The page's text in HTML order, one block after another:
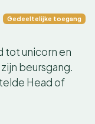
Gedeeltelijke toegang
tot unicorn en
beursgang.
Head of